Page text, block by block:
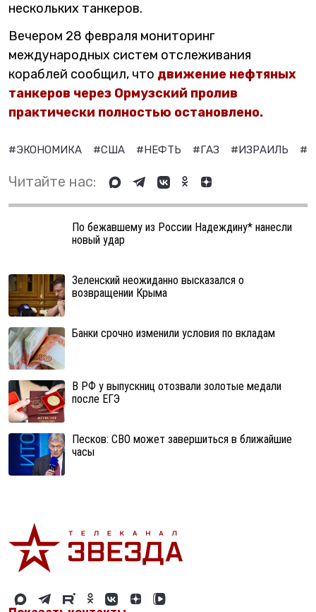
нескольких танкеров.
Вечером 28 февраля мониторинг
международных систем отслеживания
кораблей сообщил, что движение нефтяных
танкеров через Ормузский пролив
практически полностью остановлено.
#ЭКОНОМИКА #США #НЕФТЬ #ГАЗ #ИЗРАИЛЬ
Читайте нас:
По бежавшему из России Надеждину* нанесли
новый удар
Зеленский неожиданно высказался о
возвращении Крыма
Банки срочно изменили условия по вкладам
В РФ у выпускниц отозвали золотые медали
после ЕГЭ
Песков: СВО может завершиться в ближайшие
часы